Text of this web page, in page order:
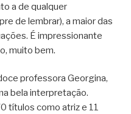
a de qualquer
de lembrar), a maior das
É impressionante
muito bem.
professora Georgina,
bela interpretação.
títulos como atriz e 11